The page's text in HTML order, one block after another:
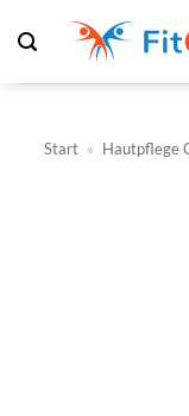
Inhalt
springen
Start » Hautpflege